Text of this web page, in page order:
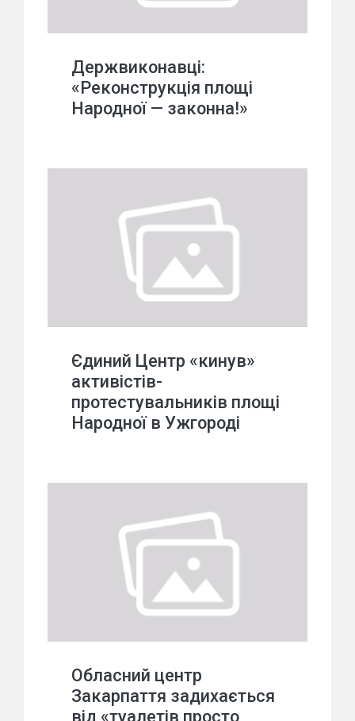
Держвиконавці:
«Реконструкція площі
Народної — законна!»
Єдиний Центр «кинув»
активістів-
протестувальників площі
Народної в Ужгороді
Обласний центр
Закарпаття задихається
від «туалетів просто